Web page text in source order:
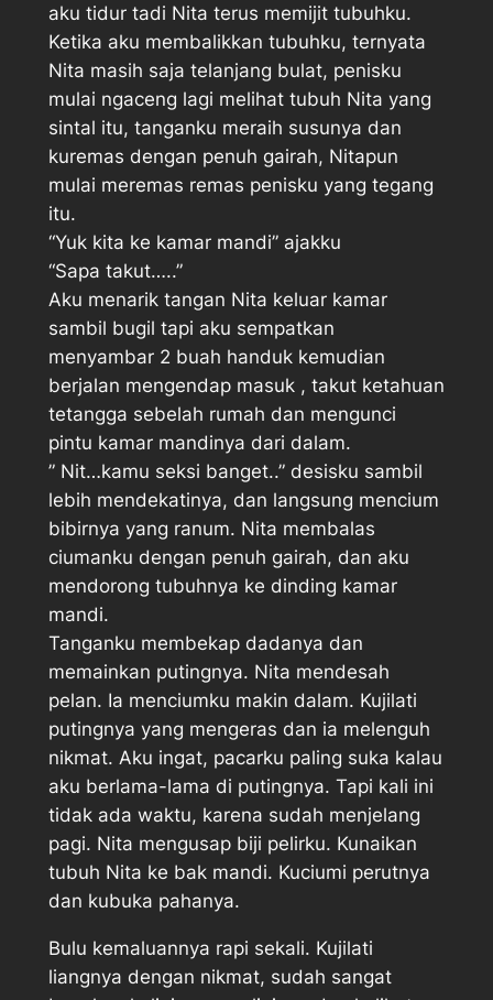
aku tidur tadi Nita terus memijit tubuhku.
Ketika aku membalikkan tubuhku, ternyata
Nita masih saja telanjang bulat, penisku
mulai ngaceng lagi melihat tubuh Nita yang
sintal itu, tanganku meraih susunya dan
kuremas dengan penuh gairah, Nitapun
mulai meremas remas penisku yang tegang
itu.
“Yuk kita ke kamar mandi” ajakku
“Sapa takut…..”
Aku menarik tangan Nita keluar kamar
sambil bugil tapi aku sempatkan
menyambar 2 buah handuk kemudian
berjalan mengendap masuk , takut ketahuan
tetangga sebelah rumah dan mengunci
pintu kamar mandinya dari dalam.
” Nit…kamu seksi banget..” desisku sambil
lebih mendekatinya, dan langsung mencium
bibirnya yang ranum. Nita membalas
ciumanku dengan penuh gairah, dan aku
mendorong tubuhnya ke dinding kamar
mandi.
Tanganku membekap dadanya dan
memainkan putingnya. Nita mendesah
pelan. Ia menciumku makin dalam. Kujilati
putingnya yang mengeras dan ia melenguh
nikmat. Aku ingat, pacarku paling suka kalau
aku berlama-lama di putingnya. Tapi kali ini
tidak ada waktu, karena sudah menjelang
pagi. Nita mengusap biji pelirku. Kunaikan
tubuh Nita ke bak mandi. Kuciumi perutnya
dan kubuka pahanya.
Bulu kemaluannya rapi sekali. Kujilati
liangnya dengan nikmat, sudah sangat